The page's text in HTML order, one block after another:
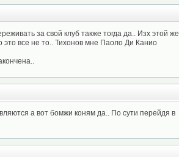
за свой клуб также тогда да.. Изх этой же
это все не то.. Тихонов мне Паоло Ди Канио
а вот бомжи коням да.. По сути перейдя в